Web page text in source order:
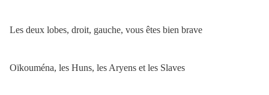
Les deux lobes, droit, gauche, vous êtes bien brave
Oïkouména, les Huns, les Aryens et les Slaves